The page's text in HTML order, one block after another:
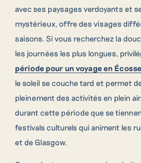
avec ses paysages verdoyants et
mystérieux, offre des visages
saisons. Si vous recherchez la
les journées les plus longues,
période pour un voyage en Écosse
le soleil se couche tard et permet
pleinement des activités en plein
durant cette période que se
festivals culturels qui animent les
et de Glasgow.